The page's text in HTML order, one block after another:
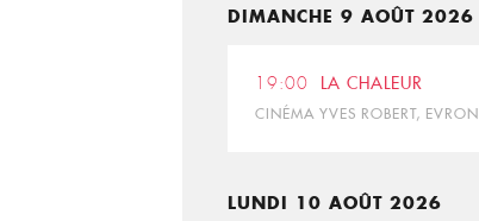
DIMANCHE 9 AOÛT 2026
19:00 LA CHALEUR
CINÉMA YVES ROBERT, EVRON
LUNDI 10 AOÛT 2026